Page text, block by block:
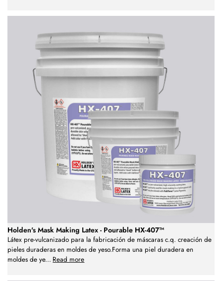
Holden's Mask Making Latex - Pourable HX-407™
Látex pre-vulcanizado para la fabricación de máscaras c.q. creación de
pieles duraderas en moldes de yeso.Forma una piel duradera en
moldes de ye... Read more